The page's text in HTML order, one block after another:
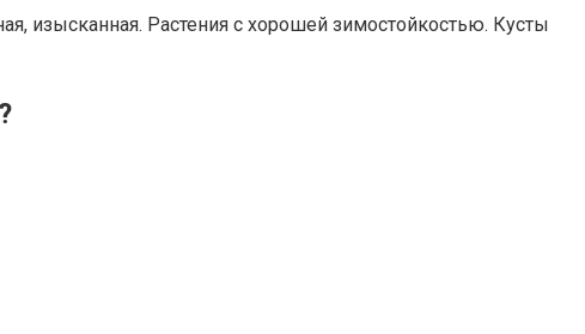
изысканная. Растения с хорошей зимостойкостью. Кусты